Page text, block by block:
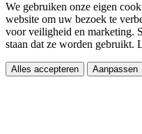
We gebruiken onze eigen
website om uw bezoek te
voor veiligheid en marketing.
staan dat ze worden gebruikt.
Alles accepteren Aanpassen